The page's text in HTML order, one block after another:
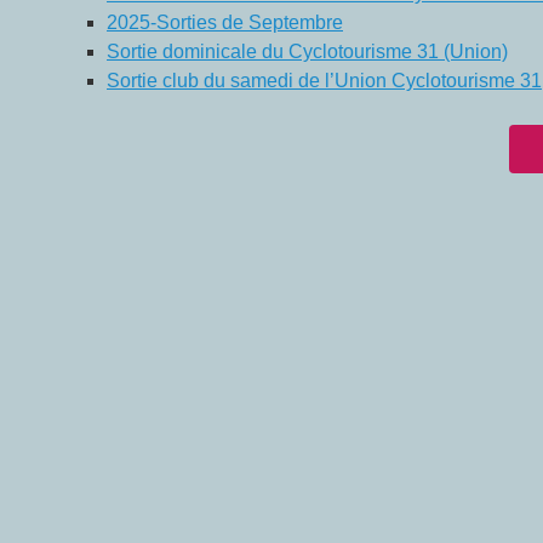
2025-Sorties de Septembre
Sortie dominicale du Cyclotourisme 31 (Union)
Sortie club du samedi de l’Union Cyclotourisme 31